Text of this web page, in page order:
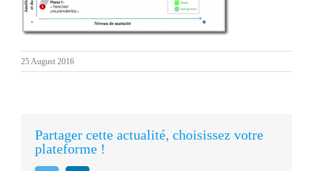
25 August 2016
Partager cette actualité, choisissez votre
plateforme !